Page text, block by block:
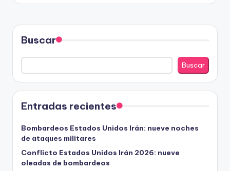
Buscar
Buscar
Entradas recientes
Bombardeos Estados Unidos Irán: nueve noches
de ataques militares
Conflicto Estados Unidos Irán 2026: nueve
oleadas de bombardeos